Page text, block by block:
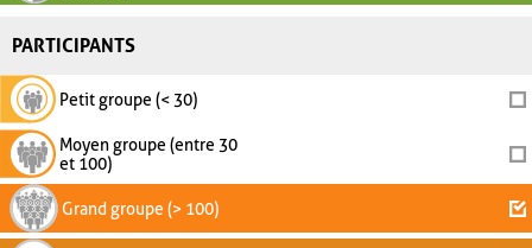
PARTICIPANTS
Petit groupe (< 30)
Moyen groupe (entre 30
et 100)
Grand groupe (> 100)